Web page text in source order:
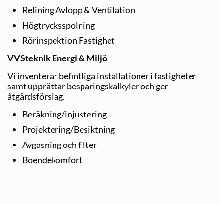
Relining Avlopp & Ventilation
Högtrycksspolning
Rörinspektion Fastighet
VVSteknik Energi & Miljö
Vi inventerar befintliga installationer i fastigheter
samt upprättar besparingskalkyler och ger
åtgärdsförslag.
Beräkning/injustering
Projektering/Besiktning
Avgasning och filter
Boendekomfort